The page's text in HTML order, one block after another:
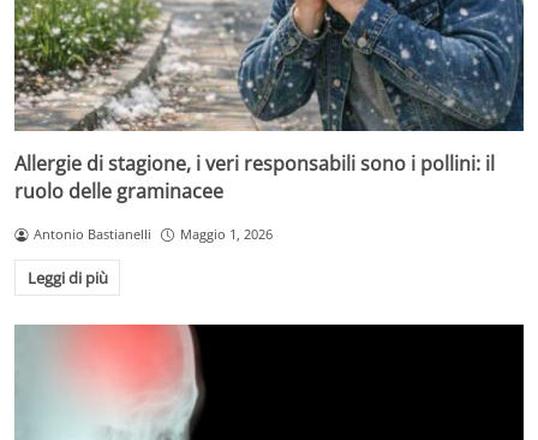
Allergie di stagione, i veri responsabili sono i pollini: il
ruolo delle graminacee
Antonio Bastianelli Maggio 1, 2026
Leggi di più